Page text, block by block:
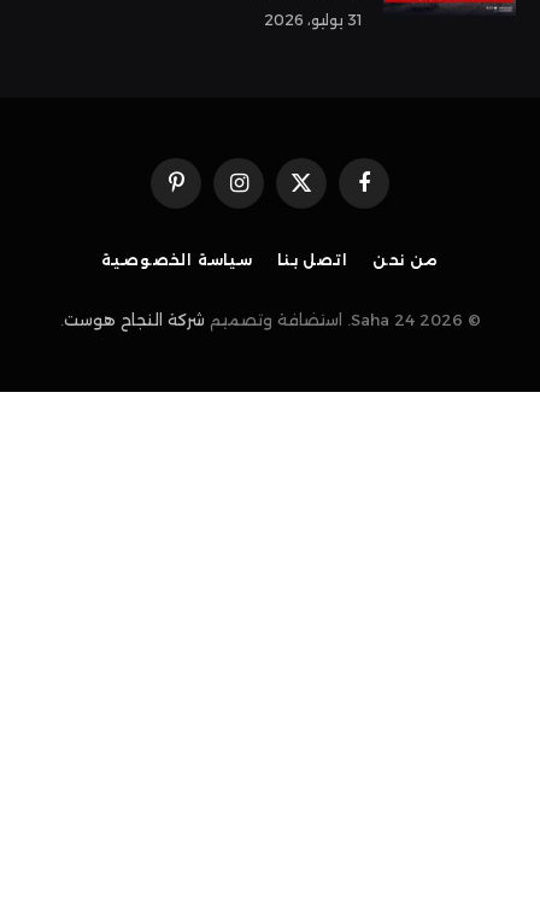
31 يوليو، 2026
فيسبوكX
الانستغرامبينتيريست
من نحن اتصل بنا سياسة الخصوصية
© 2026 Saha 24. استضافة وتصميم شركة النجاح هوست.